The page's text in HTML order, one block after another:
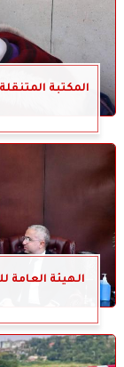
المكتبة
الهيئة العامة